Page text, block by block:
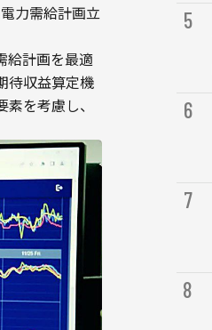
力需給計画立
給計画を最適
待収益算定機
を考慮し、
5
6
7
8